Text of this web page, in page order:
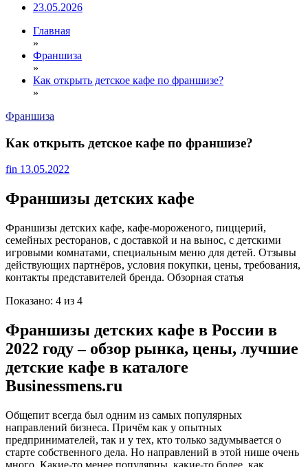
23.05.2026
Главная
»
Франшиза
»
Как открыть детское кафе по франшизе?
»
Франшиза
Как открыть детское кафе по франшизе?
fin 13.05.2022
Франшизы детских кафе
Франшизы детских кафе, кафе-мороженого, пиццерий,
семейных ресторанов, с доставкой и на вынос, с детскими
игровыми комнатами, специальным меню для детей. Отзывы
действующих партнёров, условия покупки, цены, требования,
контакты представителей бренда. Обзорная статья
Показано: 4 из 4
Франшизы детских кафе в России в
2022 году – обзор рынка, цены, лучшие
детские кафе в каталоге
Businessmens.ru
Общепит всегда был одним из самых популярных
направлений бизнеса. Причём как у опытных
предпринимателей, так и у тех, кто только задумывается о
старте собственного дела. Но направлений в этой нише очень
много. Какие-то менее популярны, какие-то более, как